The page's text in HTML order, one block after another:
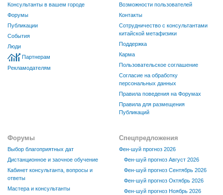
Консультанты в вашем городе
Форумы
Публикации
События
Люди
Партнерам
Рекламодателям
Возможности пользователей
Контакты
Сотрудничество с консультантами
китайской метафизики
Поддержка
Карма
Пользовательское соглашение
Согласие на обработку
персональных данных
Правила поведения на Форумах
Правила для размещения
Публикаций
Форумы
Выбор благоприятных дат
Дистанционное и заочное обучение
Кабинет консультанта, вопросы и
ответы
Мастера и консультанты
Спецпредложения
Фен-шуй прогноз 2026
Фен-шуй прогноз Август 2026
Фен-шуй прогноз Сентябрь 2026
Фен-шуй прогноз Октябрь 2026
Фен-шуй прогноз Ноябрь 2026